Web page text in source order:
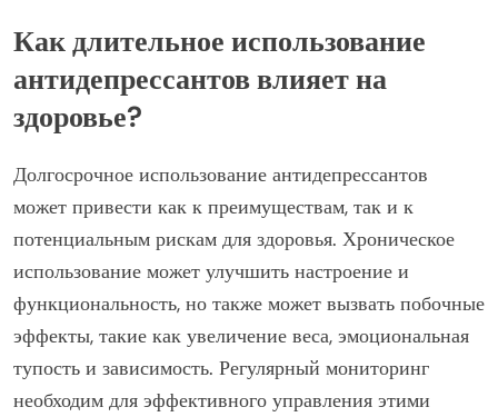
Как длительное использование
антидепрессантов влияет на
здоровье?
Долгосрочное использование антидепрессантов
может привести как к преимуществам, так и к
потенциальным рискам для здоровья. Хроническое
использование может улучшить настроение и
функциональность, но также может вызвать побочные
эффекты, такие как увеличение веса, эмоциональная
тупость и зависимость. Регулярный мониторинг
необходим для эффективного управления этими